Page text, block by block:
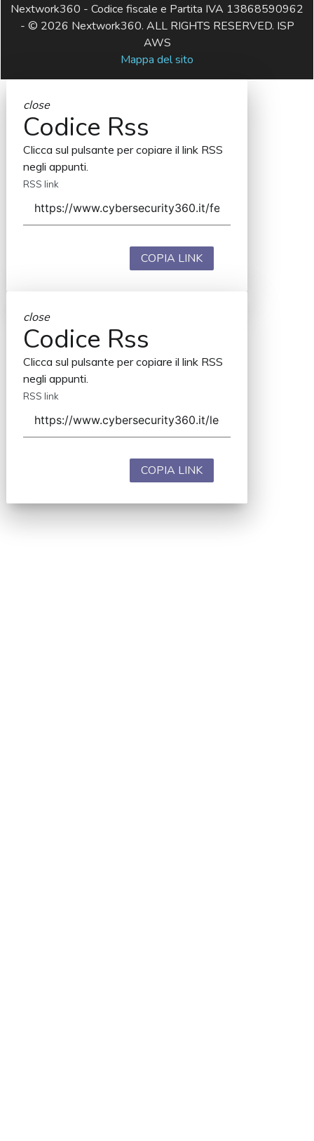
Nextwork360 - Codice fiscale e Partita IVA 13868590962
- © 2026 Nextwork360. ALL RIGHTS RESERVED. ISP
AWS
Mappa del sito
close
Codice Rss
Clicca sul pulsante per copiare il link RSS
negli appunti.
RSS link
COPIA LINK
close
Codice Rss
Clicca sul pulsante per copiare il link RSS
negli appunti.
RSS link
COPIA LINK